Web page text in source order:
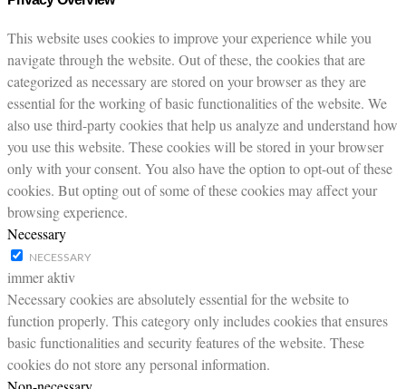
This website uses cookies to improve your experience while you
navigate through the website. Out of these, the cookies that are
categorized as necessary are stored on your browser as they are
essential for the working of basic functionalities of the website. We
also use third-party cookies that help us analyze and understand how
you use this website. These cookies will be stored in your browser
only with your consent. You also have the option to opt-out of these
cookies. But opting out of some of these cookies may affect your
browsing experience.
Necessary
NECESSARY
immer aktiv
Necessary cookies are absolutely essential for the website to
function properly. This category only includes cookies that ensures
basic functionalities and security features of the website. These
cookies do not store any personal information.